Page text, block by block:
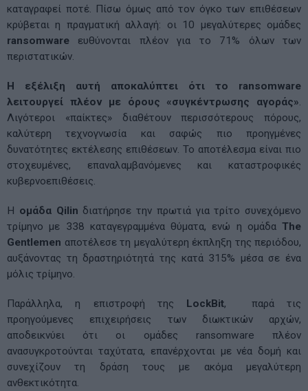
καταγραφεί ποτέ. Πίσω όμως από τον όγκο των επιθέσεων
κρύβεται η πραγματική αλλαγή: οι 10 μεγαλύτερες ομάδες
ransomware ευθύνονται πλέον για το 71% όλων των
περιστατικών.
Η εξέλιξη αυτή αποκαλύπτει ότι το ransomware
λειτουργεί πλέον με όρους «συγκέντρωσης αγοράς».
Λιγότεροι «παίκτες» διαθέτουν περισσότερους πόρους,
καλύτερη τεχνογνωσία και σαφώς πιο προηγμένες
δυνατότητες εκτέλεσης επιθέσεων. Το αποτέλεσμα είναι πιο
στοχευμένες, επαναλαμβανόμενες και καταστροφικές
κυβερνοεπιθέσεις.
Η ομάδα Qilin διατήρησε την πρωτιά για τρίτο συνεχόμενο
τρίμηνο με 338 καταγεγραμμένα θύματα, ενώ η ομάδα The
Gentlemen αποτέλεσε τη μεγαλύτερη έκπληξη της περιόδου,
αυξάνοντας τη δραστηριότητά της κατά 315% μέσα σε ένα
μόλις τρίμηνο.
Παράλληλα, η επιστροφή της LockBit, παρά τις
προηγούμενες επιχειρήσεις των διωκτικών αρχών,
αποδεικνύει ότι οι ομάδες ransomware πλέον
ανασυγκροτούνται ταχύτατα, επανέρχονται με νέα δομή και
συνεχίζουν τη δράση τους με ακόμα μεγαλύτερη
ανθεκτικότητα.